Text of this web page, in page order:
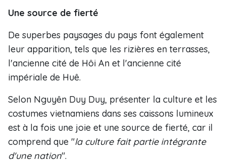
Une source de fierté
De superbes paysages du pays font également
leur apparition, tels que les rizières en terrasses,
l'ancienne cité de Hôi An et l'ancienne cité
impériale de Huê.
Selon Nguyên Duy Duy, présenter la culture et les
costumes vietnamiens dans ses caissons lumineux
est à la fois une joie et une source de fierté, car il
comprend que "la culture fait partie intégrante
d'une nation".